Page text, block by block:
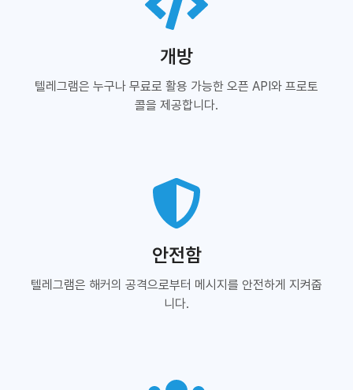
개방
텔레그램은 누구나 무료로 활용 가능한 오픈 API와 프로토
콜을 제공합니다.
안전함
텔레그램은 해커의 공격으로부터 메시지를 안전하게 지켜줍
니다.